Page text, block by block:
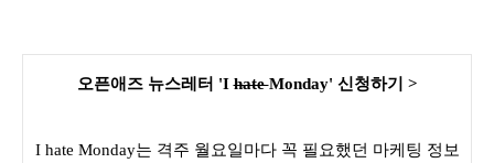
오픈애즈 뉴스레터 'IhateMonday' 신청하기 >
I hate Monday는 격주 월요일마다 꼭 필요했던 마케팅 정보